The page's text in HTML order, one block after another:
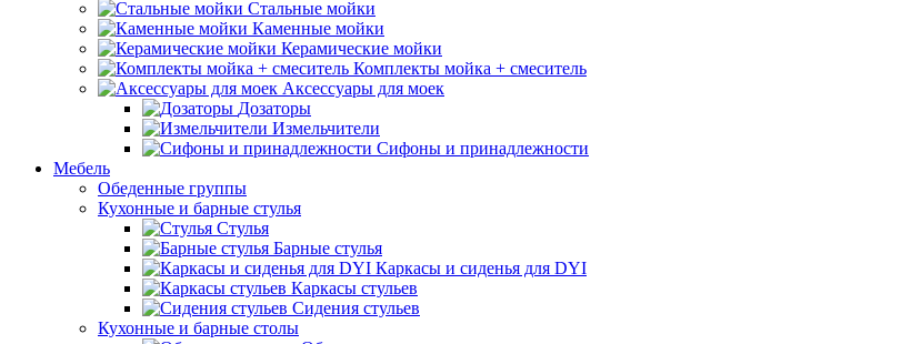
Стальные мойки
Каменные мойки
Керамические мойки
Комплекты мойка + смеситель
Аксессуары для моек
Дозаторы
Измельчители
Сифоны и принадлежности
Мебель
Обеденные группы
Кухонные и барные стулья
Стулья
Барные стулья
Каркасы и сиденья для DYI
Каркасы стульев
Сидения стульев
Кухонные и барные столы